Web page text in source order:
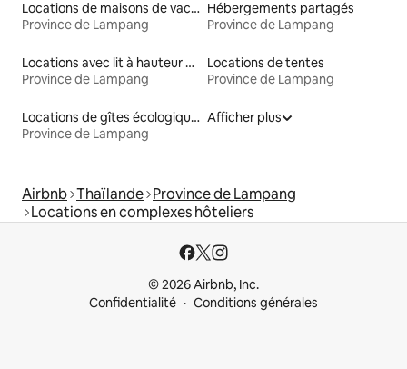
Locations de maisons de vacances
Province de Lampang
Hébergements partagés
Province de Lampang
Locations avec lit à hauteur adaptée
Province de Lampang
Locations de tentes
Province de Lampang
Locations de gîtes écologiques
Province de Lampang
Afficher plus
Airbnb Thaïlande Province de Lampang
Locations en complexes hôteliers
© 2026 Airbnb, Inc.
Confidentialité
Conditions générales